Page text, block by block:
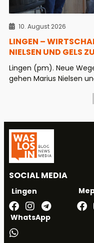
10. August 2026
LINGEN –
NIELSEN UND GELS
Lingen (pm). Neue
gehen Marius Nielsen
SOCIAL MEDIA
Lingen
WhatsApp